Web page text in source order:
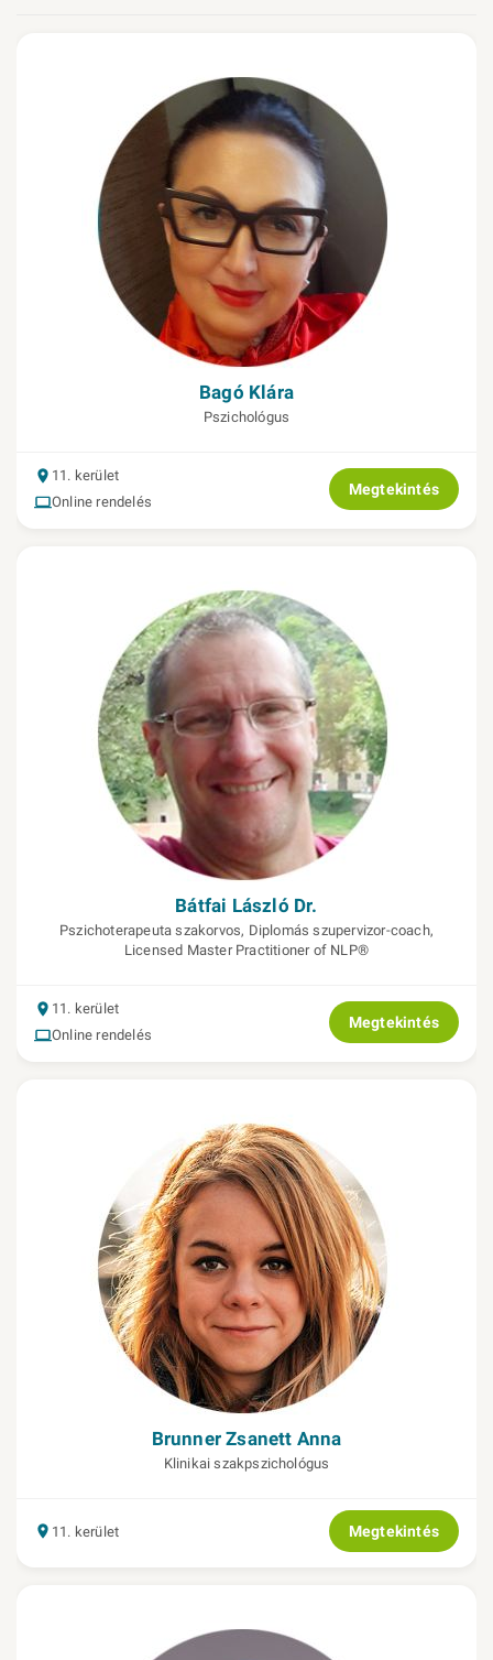
Bagó Klára
Pszichológus
11. kerület
Online rendelés
Megtekintés
Bátfai László Dr.
Pszichoterapeuta szakorvos, Diplomás szupervizor-coach,
Licensed Master Practitioner of NLP®
11. kerület
Online rendelés
Megtekintés
Brunner Zsanett Anna
Klinikai szakpszichológus
11. kerület Megtekintés